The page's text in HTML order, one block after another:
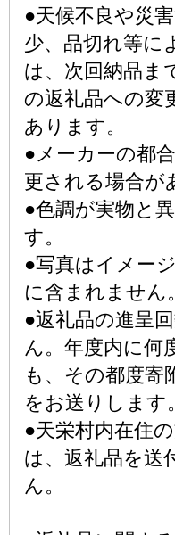
●天候不良や災
少、品切れ等に
は、次回納品ま
の返礼品への変
あります。
●メーカーの都
更される場合が
●色調が実物と
す。
●写真はイメー
に含まれません。
●返礼品の進呈
ん。年度内に何
も、その都度寄
をお送りします。
●天栄村内在住
は、返礼品を送
ん。